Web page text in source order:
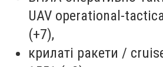
UAV operational-
(+7),
крилаті ракети /